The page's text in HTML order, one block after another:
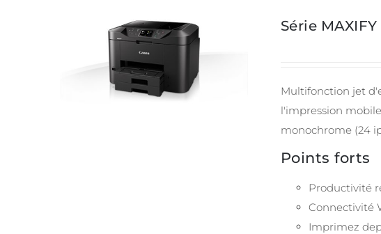
Série
Multifonction jet
l'impression
monochrome (24
Points forts
Productivité
Connectivité
Imprimez